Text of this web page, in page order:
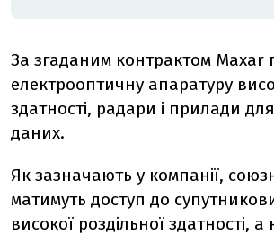
За згаданим контрактом Maxar
електрооптичну апаратуру
здатності, радари і прилади
даних.
Як зазначають у компанії,
матимуть доступ до
високої роздільної здатності,